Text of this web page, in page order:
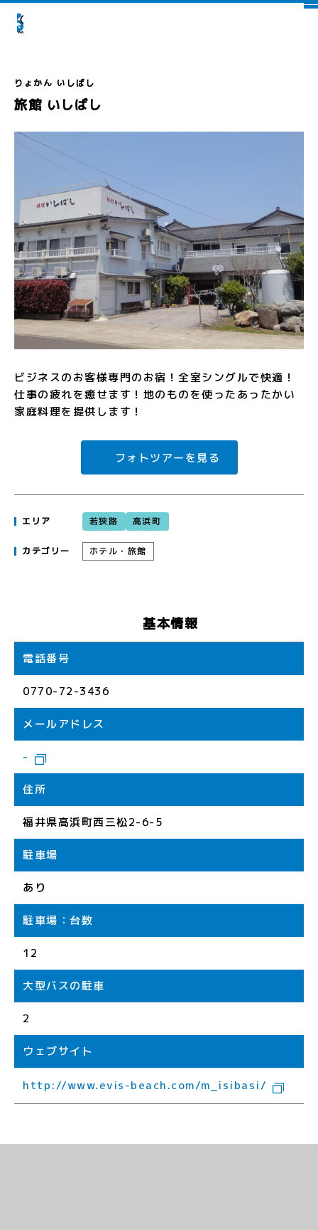
旅館 いしばし
ビジネスのお客様専門のお宿！全室シングルで快適！
仕事の疲れを癒せます！地のものを使ったあったかい
家庭料理を提供します！
フォトツアーを見る
エリア 若狭路 高浜町
カテゴリー ホテル・旅館
基本情報
電話番号
0770-72-3436
メールアドレス
-
住所
福井県高浜町西三松2-6-5
駐車場
あり
駐車場：台数
12
大型バスの駐車
2
ウェブサイト
http://www.evis-beach.com/m_isibasi/